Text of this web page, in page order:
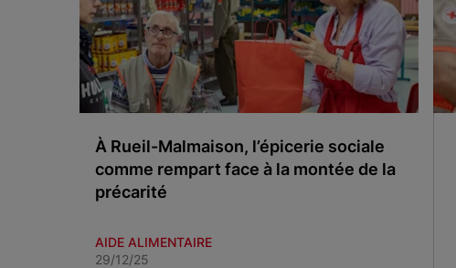
À Rueil-Malmaison, l’épicerie sociale
comme rempart face à la montée de la
précarité
AIDE ALIMENTAIRE
29/12/25